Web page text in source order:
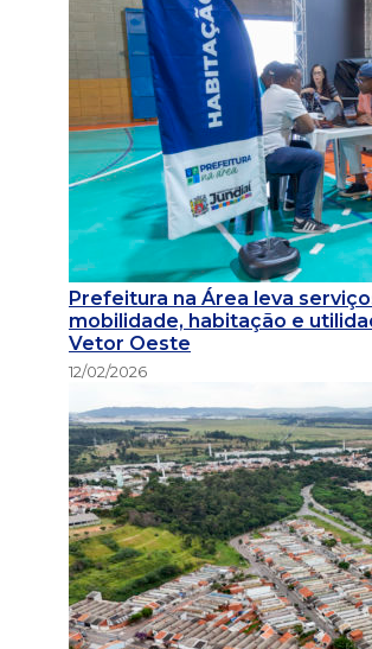
Prefeitura na Área leva
mobilidade, habitação e
Vetor Oeste
12/02/2026